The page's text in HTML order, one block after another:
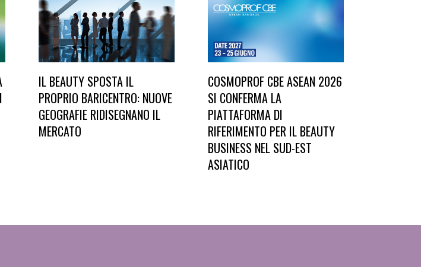
IL BEAUTY SPOSTA IL
PROPRIO BARICENTRO: NUOVE
GEOGRAFIE RIDISEGNANO IL
MERCATO
COSMOPROF CBE ASEAN 2026
SI CONFERMA LA
PIATTAFORMA DI
RIFERIMENTO PER IL BEAUTY
BUSINESS NEL SUD-EST
ASIATICO